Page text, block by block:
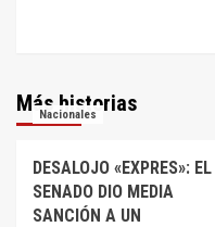
Más historias
Nacionales
DESALOJO «EXPRES»: EL
SENADO DIO MEDIA
SANCIÓN A UN